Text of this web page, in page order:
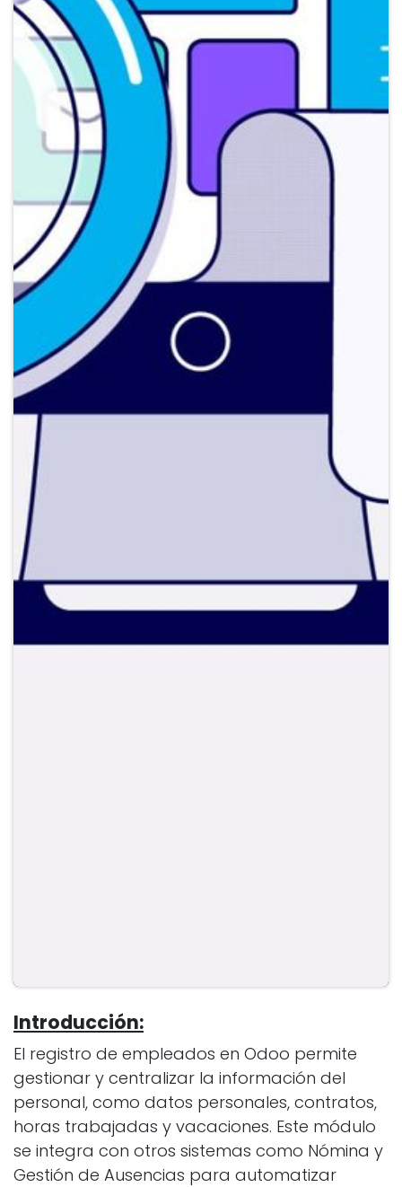
Introducción:
El registro de empleados en Odoo permite
gestionar y centralizar la información del
personal, como datos personales, contratos,
horas trabajadas y vacaciones. Este módulo
se integra con otros sistemas como Nómina y
Gestión de Ausencias para automatizar